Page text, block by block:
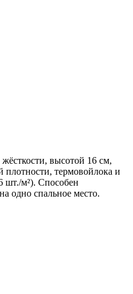
высотой 16 см,
плотности, термовойлока и
шт./м²). Способен
одно спальное место.